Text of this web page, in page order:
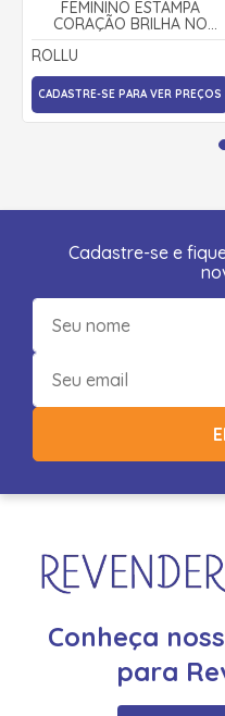
FEMININO ESTAMPA
CORAÇÃO BRILHA NO
ESCURO 22194 - ROLLU
ROLLU
CADASTRE-SE PARA VER PREÇOS
Cadastre-se e
Conheça
para